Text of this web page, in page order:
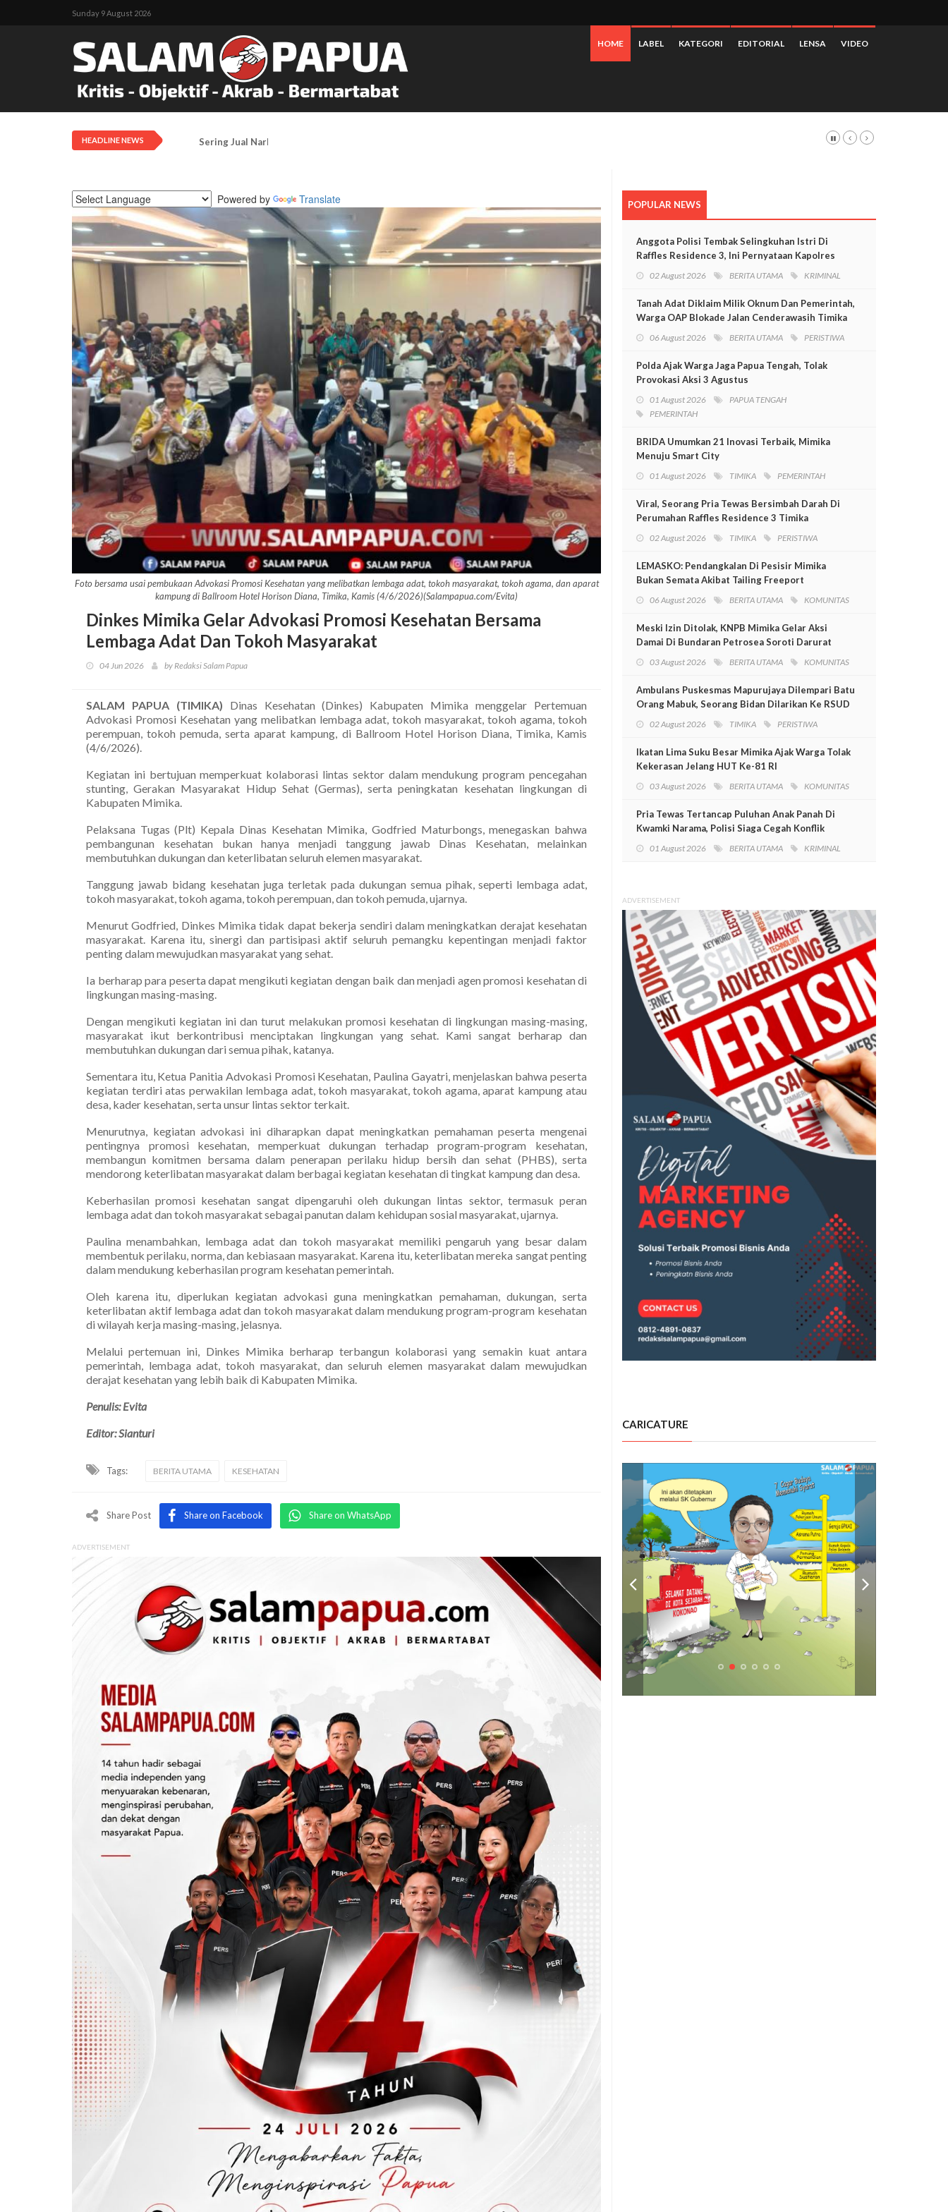
Sunday 9 August 2026
HOME LABEL KATEGORI EDITORIAL LENSA VIDEO
HEADLINE NEWS Sering Jual Narkoba Di Area Dulang, Seorang Pendulang Emas Dibekuk Polisi Di Leo Mamiri Mimika
Powered by Translate
Foto bersama usai pembukaan Advokasi Promosi Kesehatan yang melibatkan lembaga adat, tokoh masyarakat, tokoh agama, dan aparat
kampung di Ballroom Hotel Horison Diana, Timika, Kamis (4/6/2026)(Salampapua.com/Evita)
Dinkes Mimika Gelar Advokasi Promosi Kesehatan Bersama
Lembaga Adat Dan Tokoh Masyarakat
04 Jun 2026 by Redaksi Salam Papua
SALAM PAPUA (TIMIKA) Dinas Kesehatan (Dinkes) Kabupaten Mimika menggelar Pertemuan
Advokasi Promosi Kesehatan yang melibatkan lembaga adat, tokoh masyarakat, tokoh agama, tokoh
perempuan, tokoh pemuda, serta aparat kampung, di Ballroom Hotel Horison Diana, Timika, Kamis
(4/6/2026).
Kegiatan ini bertujuan memperkuat kolaborasi lintas sektor dalam mendukung program pencegahan
stunting, Gerakan Masyarakat Hidup Sehat (Germas), serta peningkatan kesehatan lingkungan di
Kabupaten Mimika.
Pelaksana Tugas (Plt) Kepala Dinas Kesehatan Mimika, Godfried Maturbongs, menegaskan bahwa
pembangunan kesehatan bukan hanya menjadi tanggung jawab Dinas Kesehatan, melainkan
membutuhkan dukungan dan keterlibatan seluruh elemen masyarakat.
Tanggung jawab bidang kesehatan juga terletak pada dukungan semua pihak, seperti lembaga adat,
tokoh masyarakat, tokoh agama, tokoh perempuan, dan tokoh pemuda, ujarnya.
Menurut Godfried, Dinkes Mimika tidak dapat bekerja sendiri dalam meningkatkan derajat kesehatan
masyarakat. Karena itu, sinergi dan partisipasi aktif seluruh pemangku kepentingan menjadi faktor
penting dalam mewujudkan masyarakat yang sehat.
Ia berharap para peserta dapat mengikuti kegiatan dengan baik dan menjadi agen promosi kesehatan di
lingkungan masing-masing.
Dengan mengikuti kegiatan ini dan turut melakukan promosi kesehatan di lingkungan masing-masing,
masyarakat ikut berkontribusi menciptakan lingkungan yang sehat. Kami sangat berharap dan
membutuhkan dukungan dari semua pihak, katanya.
Sementara itu, Ketua Panitia Advokasi Promosi Kesehatan, Paulina Gayatri, menjelaskan bahwa peserta
kegiatan terdiri atas perwakilan lembaga adat, tokoh masyarakat, tokoh agama, aparat kampung atau
desa, kader kesehatan, serta unsur lintas sektor terkait.
Menurutnya, kegiatan advokasi ini diharapkan dapat meningkatkan pemahaman peserta mengenai
pentingnya promosi kesehatan, memperkuat dukungan terhadap program-program kesehatan,
membangun komitmen bersama dalam penerapan perilaku hidup bersih dan sehat (PHBS), serta
mendorong keterlibatan masyarakat dalam berbagai kegiatan kesehatan di tingkat kampung dan desa.
Keberhasilan promosi kesehatan sangat dipengaruhi oleh dukungan lintas sektor, termasuk peran
lembaga adat dan tokoh masyarakat sebagai panutan dalam kehidupan sosial masyarakat, ujarnya.
Paulina menambahkan, lembaga adat dan tokoh masyarakat memiliki pengaruh yang besar dalam
membentuk perilaku, norma, dan kebiasaan masyarakat. Karena itu, keterlibatan mereka sangat penting
dalam mendukung keberhasilan program kesehatan pemerintah.
Oleh karena itu, diperlukan kegiatan advokasi guna meningkatkan pemahaman, dukungan, serta
keterlibatan aktif lembaga adat dan tokoh masyarakat dalam mendukung program-program kesehatan
di wilayah kerja masing-masing, jelasnya.
Melalui pertemuan ini, Dinkes Mimika berharap terbangun kolaborasi yang semakin kuat antara
pemerintah, lembaga adat, tokoh masyarakat, dan seluruh elemen masyarakat dalam mewujudkan
derajat kesehatan yang lebih baik di Kabupaten Mimika.
Penulis: Evita
Editor: Sianturi
Tags: BERITA UTAMA KESEHATAN
Share Post Share on Facebook Share on WhatsApp
ADVERTISEMENT
POPULAR NEWS
Anggota Polisi Tembak Selingkuhan Istri Di
Raffles Residence 3, Ini Pernyataan Kapolres
02 August 2026 BERITA UTAMA KRIMINAL
Tanah Adat Diklaim Milik Oknum Dan Pemerintah,
Warga OAP Blokade Jalan Cenderawasih Timika
06 August 2026 BERITA UTAMA PERISTIWA
Polda Ajak Warga Jaga Papua Tengah, Tolak
Provokasi Aksi 3 Agustus
01 August 2026
PAPUA TENGAH
PEMERINTAH
BRIDA Umumkan 21 Inovasi Terbaik, Mimika
Menuju Smart City
01 August 2026 TIMIKA PEMERINTAH
Viral, Seorang Pria Tewas Bersimbah Darah Di
Perumahan Raffles Residence 3 Timika
02 August 2026 TIMIKA PERISTIWA
LEMASKO: Pendangkalan Di Pesisir Mimika
Bukan Semata Akibat Tailing Freeport
06 August 2026 BERITA UTAMA KOMUNITAS
Meski Izin Ditolak, KNPB Mimika Gelar Aksi
Damai Di Bundaran Petrosea Soroti Darurat
03 August 2026 BERITA UTAMA KOMUNITAS
Ambulans Puskesmas Mapurujaya Dilempari Batu
Orang Mabuk, Seorang Bidan Dilarikan Ke RSUD
02 August 2026 TIMIKA PERISTIWA
Ikatan Lima Suku Besar Mimika Ajak Warga Tolak
Kekerasan Jelang HUT Ke-81 RI
03 August 2026 BERITA UTAMA KOMUNITAS
Pria Tewas Tertancap Puluhan Anak Panah Di
Kwamki Narama, Polisi Siaga Cegah Konflik
01 August 2026 BERITA UTAMA KRIMINAL
ADVERTISEMENT
CARICATURE